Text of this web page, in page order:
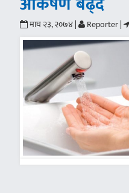
माघ २३, २०७४ | Reporter |